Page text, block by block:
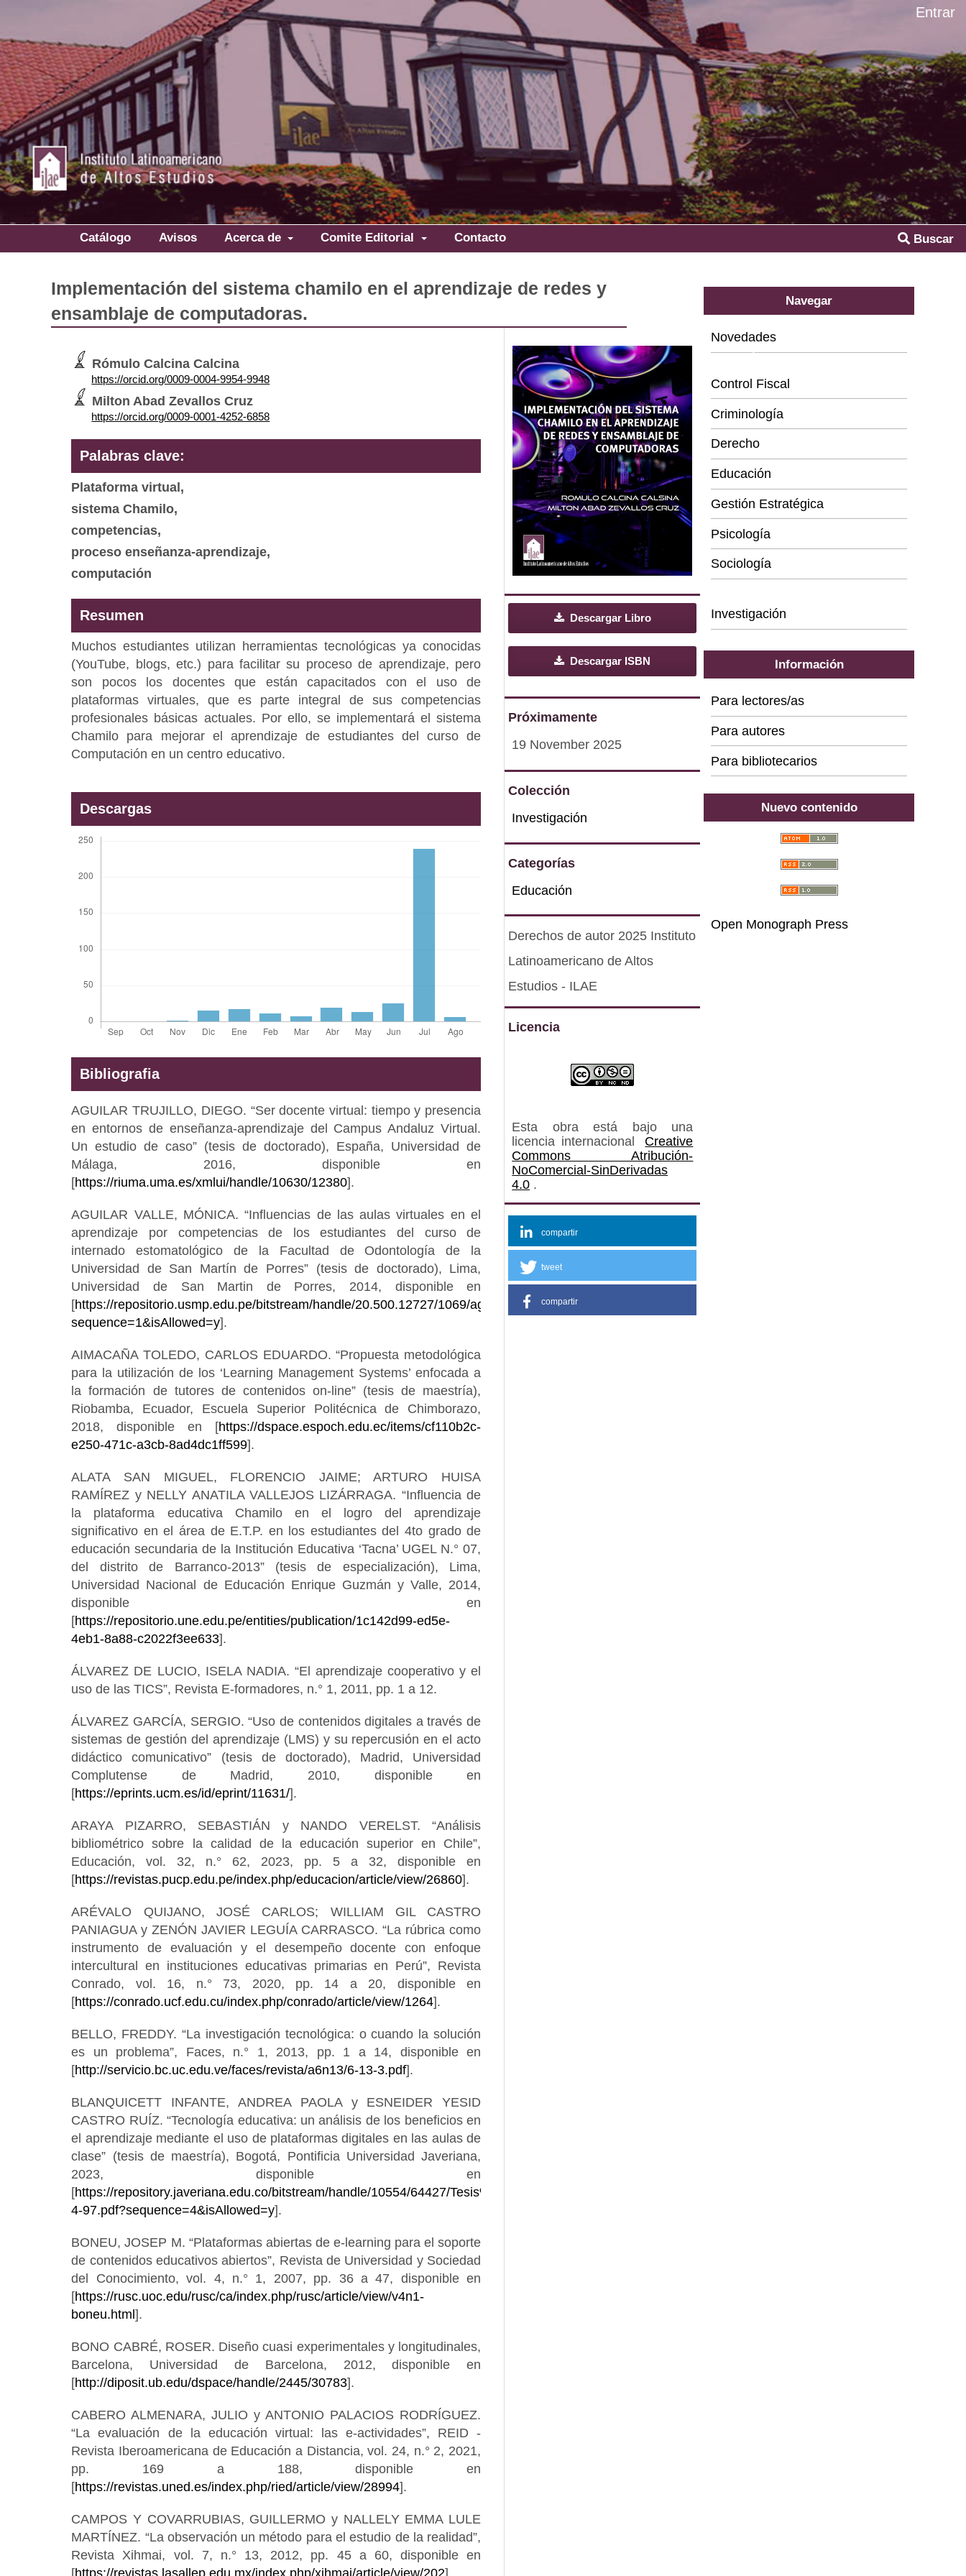
Catálogo Avisos Acerca de Comite Editorial Contacto Buscar
Entrar
Implementación del sistema chamilo en el aprendizaje de redes y
ensamblaje de computadoras.
Rómulo Calcina Calcina
https://orcid.org/0009-0004-9954-9948
Milton Abad Zevallos Cruz
https://orcid.org/0009-0001-4252-6858
Palabras clave:
Plataforma virtual,
sistema Chamilo,
competencias,
proceso enseñanza-aprendizaje,
computación
Resumen
Muchos estudiantes utilizan herramientas tecnológicas ya conocidas
(YouTube, blogs, etc.) para facilitar su proceso de aprendizaje, pero
son pocos los docentes que están capacitados con el uso de
plataformas virtuales, que es parte integral de sus competencias
profesionales básicas actuales. Por ello, se implementará el sistema
Chamilo para mejorar el aprendizaje de estudiantes del curso de
Computación en un centro educativo.
Descargas
Bibliografia
AGUILAR TRUJILLO, DIEGO. “Ser docente virtual: tiempo y presencia
en entornos de enseñanza-aprendizaje del Campus Andaluz Virtual.
Un estudio de caso” (tesis de doctorado), España, Universidad de
Málaga, 2016, disponible en
[https://riuma.uma.es/xmlui/handle/10630/12380].
AGUILAR VALLE, MÓNICA. “Influencias de las aulas virtuales en el
aprendizaje por competencias de los estudiantes del curso de
internado estomatológico de la Facultad de Odontología de la
Universidad de San Martín de Porres” (tesis de doctorado), Lima,
Universidad de San Martin de Porres, 2014, disponible en
[https://repositorio.usmp.edu.pe/bitstream/handle/20.500.12727/1069/aguilar_vm.pdf?
sequence=1&isAllowed=y].
AIMACAÑA TOLEDO, CARLOS EDUARDO. “Propuesta metodológica
para la utilización de los ‘Learning Management Systems’ enfocada a
la formación de tutores de contenidos on-line” (tesis de maestría),
Riobamba, Ecuador, Escuela Superior Politécnica de Chimborazo,
2018, disponible en [https://dspace.espoch.edu.ec/items/cf110b2c-
e250-471c-a3cb-8ad4dc1ff599].
ALATA SAN MIGUEL, FLORENCIO JAIME; ARTURO HUISA
RAMÍREZ y NELLY ANATILA VALLEJOS LIZÁRRAGA. “Influencia de
la plataforma educativa Chamilo en el logro del aprendizaje
significativo en el área de E.T.P. en los estudiantes del 4to grado de
educación secundaria de la Institución Educativa ‘Tacna’ UGEL N.° 07,
del distrito de Barranco-2013” (tesis de especialización), Lima,
Universidad Nacional de Educación Enrique Guzmán y Valle, 2014,
disponible en
[https://repositorio.une.edu.pe/entities/publication/1c142d99-ed5e-
4eb1-8a88-c2022f3ee633].
ÁLVAREZ DE LUCIO, ISELA NADIA. “El aprendizaje cooperativo y el
uso de las TICS”, Revista E-formadores, n.° 1, 2011, pp. 1 a 12.
ÁLVAREZ GARCÍA, SERGIO. “Uso de contenidos digitales a través de
sistemas de gestión del aprendizaje (LMS) y su repercusión en el acto
didáctico comunicativo” (tesis de doctorado), Madrid, Universidad
Complutense de Madrid, 2010, disponible en
[https://eprints.ucm.es/id/eprint/11631/].
ARAYA PIZARRO, SEBASTIÁN y NANDO VERELST. “Análisis
bibliométrico sobre la calidad de la educación superior en Chile”,
Educación, vol. 32, n.° 62, 2023, pp. 5 a 32, disponible en
[https://revistas.pucp.edu.pe/index.php/educacion/article/view/26860].
ARÉVALO QUIJANO, JOSÉ CARLOS; WILLIAM GIL CASTRO
PANIAGUA y ZENÓN JAVIER LEGUÍA CARRASCO. “La rúbrica como
instrumento de evaluación y el desempeño docente con enfoque
intercultural en instituciones educativas primarias en Perú”, Revista
Conrado, vol. 16, n.° 73, 2020, pp. 14 a 20, disponible en
[https://conrado.ucf.edu.cu/index.php/conrado/article/view/1264].
BELLO, FREDDY. “La investigación tecnológica: o cuando la solución
es un problema”, Faces, n.° 1, 2013, pp. 1 a 14, disponible en
[http://servicio.bc.uc.edu.ve/faces/revista/a6n13/6-13-3.pdf].
BLANQUICETT INFANTE, ANDREA PAOLA y ESNEIDER YESID
CASTRO RUÍZ. “Tecnología educativa: un análisis de los beneficios en
el aprendizaje mediante el uso de plataformas digitales en las aulas de
clase” (tesis de maestría), Bogotá, Pontificia Universidad Javeriana,
2023, disponible en
[https://repository.javeriana.edu.co/bitstream/handle/10554/64427/Tesis%20castro-
4-97.pdf?sequence=4&isAllowed=y].
BONEU, JOSEP M. “Plataformas abiertas de e-learning para el soporte
de contenidos educativos abiertos”, Revista de Universidad y Sociedad
del Conocimiento, vol. 4, n.° 1, 2007, pp. 36 a 47, disponible en
[https://rusc.uoc.edu/rusc/ca/index.php/rusc/article/view/v4n1-
boneu.html].
BONO CABRÉ, ROSER. Diseño cuasi experimentales y longitudinales,
Barcelona, Universidad de Barcelona, 2012, disponible en
[http://diposit.ub.edu/dspace/handle/2445/30783].
CABERO ALMENARA, JULIO y ANTONIO PALACIOS RODRÍGUEZ.
“La evaluación de la educación virtual: las e-actividades”, REID -
Revista Iberoamericana de Educación a Distancia, vol. 24, n.° 2, 2021,
pp. 169 a 188, disponible en
[https://revistas.uned.es/index.php/ried/article/view/28994].
CAMPOS Y COVARRUBIAS, GUILLERMO y NALLELY EMMA LULE
MARTÍNEZ. “La observación un método para el estudio de la realidad”,
Revista Xihmai, vol. 7, n.° 13, 2012, pp. 45 a 60, disponible en
Descargar Libro
Descargar ISBN
Próximamente
19 November 2025
Colección
Investigación
Categorías
Educación
Derechos de autor 2025 Instituto
Latinoamericano de Altos
Estudios - ILAE
Licencia
Esta obra está bajo una
licencia internacional
Creative
Commons Atribución-
NoComercial-SinDerivadas
4.0 .
compartir
tweet
compartir
Navegar
Novedades
Categorías
Control Fiscal
Criminología
Derecho
Educación
Gestión Estratégica
Psicología
Sociología
Investigación
Información
Para lectores/as
Para autores
Para bibliotecarios
Nuevo contenido
Open Monograph Press